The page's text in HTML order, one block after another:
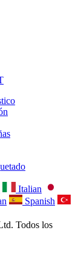
Italian
Spanish
Todos los